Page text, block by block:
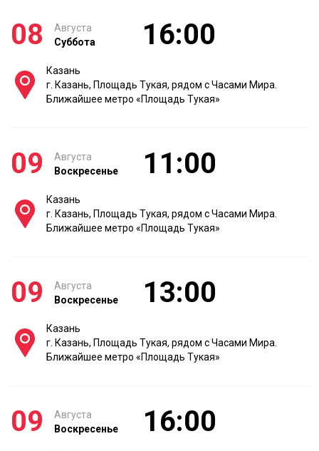
08
Августа
Суббота
16:00
Казань
г. Казань, Площадь Тукая, рядом с Часами Мира.
Ближайшее метро «Площадь Тукая»
09
Августа
Воскресенье
11:00
Казань
г. Казань, Площадь Тукая, рядом с Часами Мира.
Ближайшее метро «Площадь Тукая»
09
Августа
Воскресенье
13:00
Казань
г. Казань, Площадь Тукая, рядом с Часами Мира.
Ближайшее метро «Площадь Тукая»
09
Августа
Воскресенье
16:00